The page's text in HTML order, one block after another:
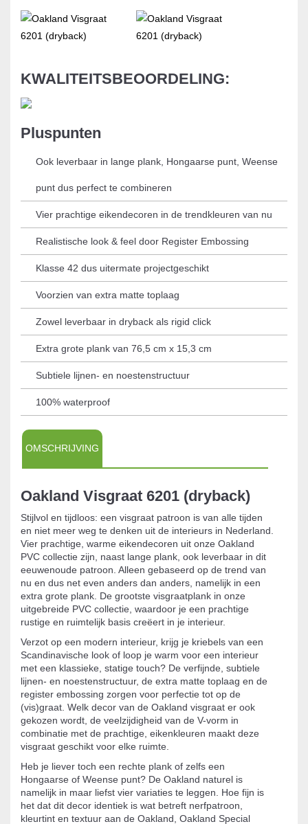
KWALITEITSBEOORDELING:
Pluspunten
Ook leverbaar in lange plank, Hongaarse punt, Weense
punt dus perfect te combineren
Vier prachtige eikendecoren in de trendkleuren van nu
Realistische look & feel door Register Embossing
Klasse 42 dus uitermate projectgeschikt
Voorzien van extra matte toplaag
Zowel leverbaar in dryback als rigid click
Extra grote plank van 76,5 cm x 15,3 cm
Subtiele lijnen- en noestenstructuur
100% waterproof
OMSCHRIJVING
Oakland Visgraat 6201 (dryback)
Stijlvol en tijdloos: een visgraat patroon is van alle tijden
en niet meer weg te denken uit de interieurs in Nederland.
Vier prachtige, warme eikendecoren uit onze Oakland
PVC collectie zijn, naast lange plank, ook leverbaar in dit
eeuwenoude patroon. Alleen gebaseerd op de trend van
nu en dus net even anders dan anders, namelijk in een
extra grote plank. De grootste visgraatplank in onze
uitgebreide PVC collectie, waardoor je een prachtige
rustige en ruimtelijk basis creëert in je interieur.
Verzot op een modern interieur, krijg je kriebels van een
Scandinavische look of loop je warm voor een interieur
met een klassieke, statige touch? De verfijnde, subtiele
lijnen- en noestenstructuur, de extra matte toplaag en de
register embossing zorgen voor perfectie tot op de
(vis)graat. Welk decor van de Oakland visgraat er ook
gekozen wordt, de veelzijdigheid van de V-vorm in
combinatie met de prachtige, eikenkleuren maakt deze
visgraat geschikt voor elke ruimte.
Heb je liever toch een rechte plank of zelfs een
Hongaarse of Weense punt? De Oakland naturel is
namelijk in maar liefst vier variaties te leggen. Hoe fijn is
het dat dit decor identiek is wat betreft nerfpatroon,
kleurtint en textuur aan de Oakland, Oakland Special